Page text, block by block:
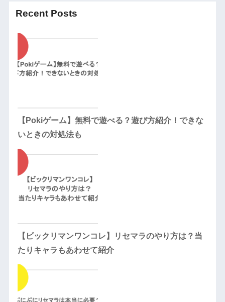
Recent Posts
【Pokiゲーム】無料で遊べる？遊び方紹介！できな
いときの対処法も
【ビックリマンワンコレ】リセマラのやり方は？当
たりキャラもあわせて紹介